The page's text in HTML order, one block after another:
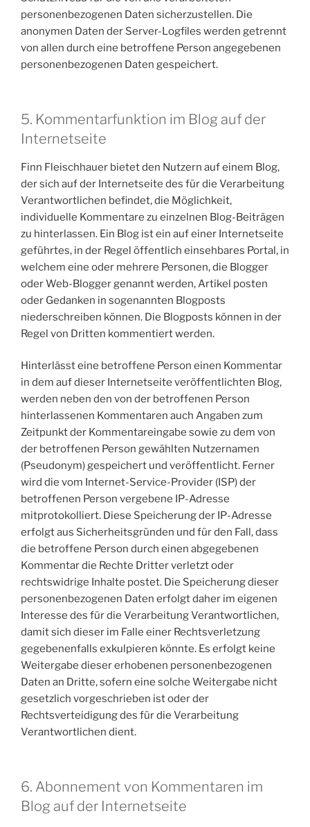
personenbezogenen Daten sicherzustellen. Die
anonymen Daten der Server-Logfiles werden getrennt
von allen durch eine betroffene Person angegebenen
personenbezogenen Daten gespeichert.
5. Kommentarfunktion im Blog auf der
Internetseite
Finn Fleischhauer bietet den Nutzern auf einem Blog,
der sich auf der Internetseite des für die Verarbeitung
Verantwortlichen befindet, die Möglichkeit,
individuelle Kommentare zu einzelnen Blog-Beiträgen
zu hinterlassen. Ein Blog ist ein auf einer Internetseite
geführtes, in der Regel öffentlich einsehbares Portal, in
welchem eine oder mehrere Personen, die Blogger
oder Web-Blogger genannt werden, Artikel posten
oder Gedanken in sogenannten Blogposts
niederschreiben können. Die Blogposts können in der
Regel von Dritten kommentiert werden.
Hinterlässt eine betroffene Person einen Kommentar
in dem auf dieser Internetseite veröffentlichten Blog,
werden neben den von der betroffenen Person
hinterlassenen Kommentaren auch Angaben zum
Zeitpunkt der Kommentareingabe sowie zu dem von
der betroffenen Person gewählten Nutzernamen
(Pseudonym) gespeichert und veröffentlicht. Ferner
wird die vom Internet-Service-Provider (ISP) der
betroffenen Person vergebene IP-Adresse
mitprotokolliert. Diese Speicherung der IP-Adresse
erfolgt aus Sicherheitsgründen und für den Fall, dass
die betroffene Person durch einen abgegebenen
Kommentar die Rechte Dritter verletzt oder
rechtswidrige Inhalte postet. Die Speicherung dieser
personenbezogenen Daten erfolgt daher im eigenen
Interesse des für die Verarbeitung Verantwortlichen,
damit sich dieser im Falle einer Rechtsverletzung
gegebenenfalls exkulpieren könnte. Es erfolgt keine
Weitergabe dieser erhobenen personenbezogenen
Daten an Dritte, sofern eine solche Weitergabe nicht
gesetzlich vorgeschrieben ist oder der
Rechtsverteidigung des für die Verarbeitung
Verantwortlichen dient.
6. Abonnement von Kommentaren im
Blog auf der Internetseite